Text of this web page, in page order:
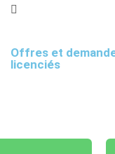
Offres et
licenciés